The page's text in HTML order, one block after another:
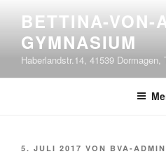
springen
BETTINA-VON-
GYMNASIUM
Haberlandstr.14, 41539 Dormagen,
VERÖFFENTLICHT
5. JULI 2017 VON BVA-ADMIN